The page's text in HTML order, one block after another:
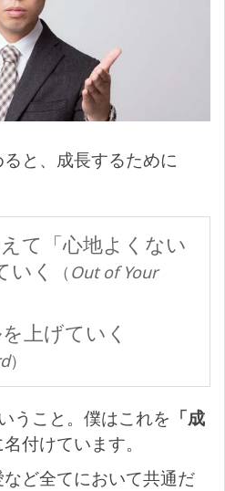
と、成長するために
て「心地よくない
いく
（ Out of Your
上げていく
）
うこと。僕はこれを 「成
付けています。
ど全てにおいて共通だ